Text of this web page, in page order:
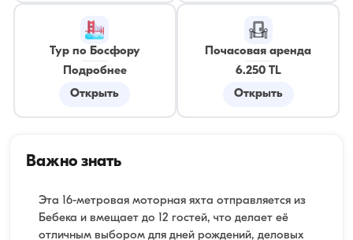
Тур по Босфору
Подробнее
Открыть
Почасовая аренда
6.250 TL
Открыть
Важно знать
Эта 16-метровая моторная яхта отправляется из
Бебека и вмещает до 12 гостей, что делает её
отличным выбором для дней рождений, деловых